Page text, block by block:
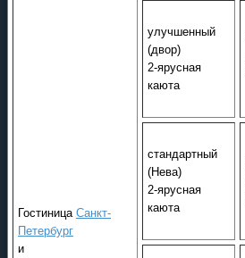
Гостиница Санкт-
Петербург
и
улучшенный
(двор)
2-ярусная
каюта
стандартный
(Нева)
2-ярусная
каюта